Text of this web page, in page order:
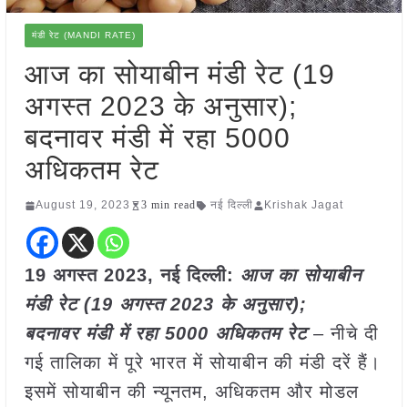
मंडी रेट (MANDI RATE)
आज का सोयाबीन मंडी रेट (19
अगस्त 2023 के अनुसार);
बदनावर मंडी में रहा 5000
अधिकतम रेट
August 19, 2023 3 min read नई दिल्ली Krishak Jagat
19 अगस्त 2023, नई दिल्ली: आज का सोयाबीन
मंडी रेट (19 अगस्त 2023 के अनुसार);
बदनावर मंडी में रहा 5000 अधिकतम रेट– नीचे दी
गई तालिका में पूरे भारत में सोयाबीन की मंडी दरें हैं।
इसमें सोयाबीन की न्यूनतम, अधिकतम और मोडल